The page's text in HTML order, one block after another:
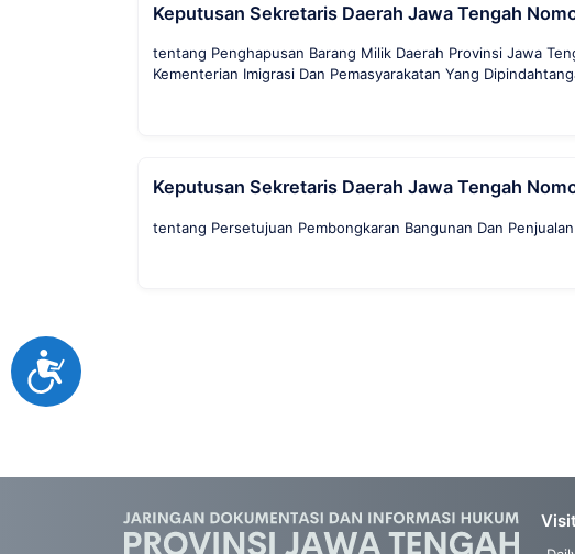
Accessibility
Keputusan Sekretaris Daerah Jawa Tengah
tentang Penghapusan Barang Milik Daerah Provinsi Jawa
Kementerian Imigrasi Dan Pemasyarakatan Yang
Keputusan Sekretaris Daerah Jawa Tengah
tentang Persetujuan Pembongkaran Bangunan Dan